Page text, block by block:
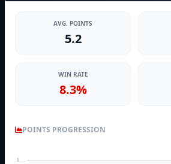
AVG. POINTS
5.2
WIN RATE
8.3%
POINTS PROGRESSION
1…